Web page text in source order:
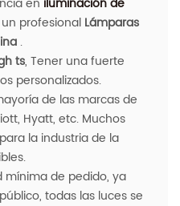
profesional Lámparas
.
ts, Tener una fuerte
personalizados.
de las marcas de
Hyatt, etc. Muchos
la industria de la
mínima de pedido, ya
todas las luces se